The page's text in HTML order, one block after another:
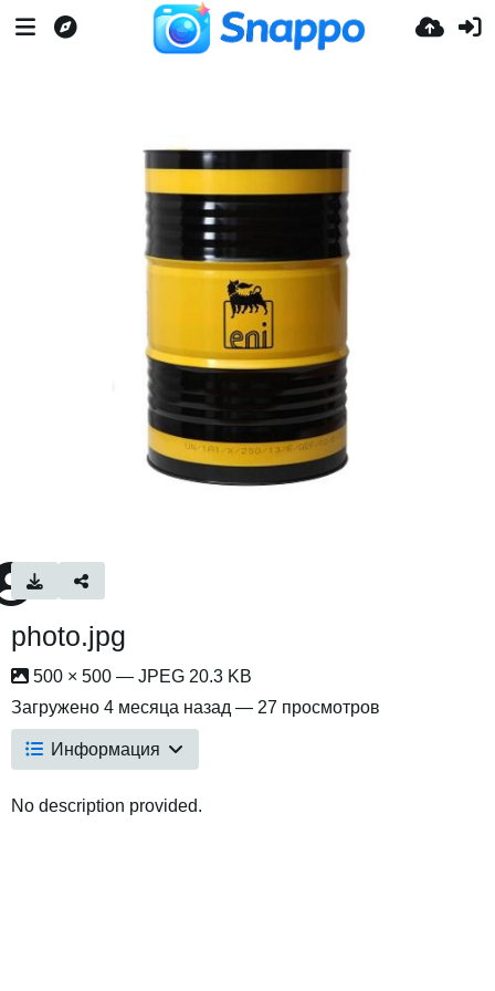
photo.jpg
500 × 500 — JPEG 20.3 KB
Загружено 4 месяца назад — 27 просмотров
Информация
No description provided.